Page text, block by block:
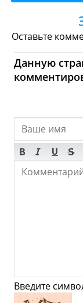
Музеи
Оставьте
Данную
Введите